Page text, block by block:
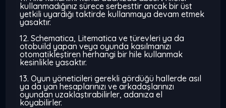
kullanmadığınız sürece serbesttir ancak bir üst
yetkili uyardığı taktirde kullanmaya devam etmek
yasaktır.
12. Schematica, Litematica ve türevleri ya da
otobuild yapan veya oyunda kasılmanızı
otomatikleştiren herhangi bir hile kullanmak
kesinlikle yasaktır.
13. Oyun yöneticileri gerekli gördüğü hallerde asıl
ya da yan hesaplarınızı ve arkadaşlarınızı
oyundan uzaklaştırabilirler, adanıza el
koyabilirler.